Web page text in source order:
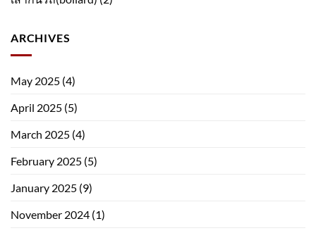
ARCHIVES
May 2025 (4)
April 2025 (5)
March 2025 (4)
February 2025 (5)
January 2025 (9)
November 2024 (1)